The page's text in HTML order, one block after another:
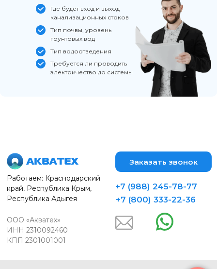
Где будет вход и выход
канализационных стоков
Тип почвы, уровень
грунтовых вод
Тип водоотведения
Требуется ли проводить
электричество до системы